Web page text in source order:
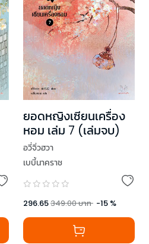
ยอดหญิงเซียนเครื่อง
หอม เล่ม 7 (เล่มจบ)
อวี่จิ่วฮวา
เบบี้นาคราช
296.65349.00บาท -15 %